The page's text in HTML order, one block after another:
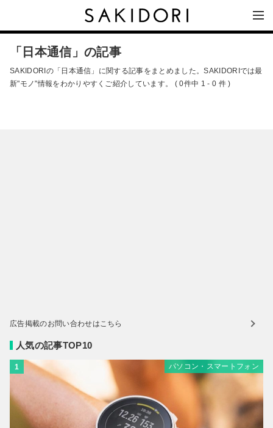
「日本通信」の記事
SAKIDORIの「日本通信」に関する記事をまとめました。SAKIDORIでは最
新"モノ"情報をわかりやすくご紹介しています。 ( 0件中 1 - 0 件 )
広告掲載のお問い合わせはこちら
人気の記事TOP10
1 パソコン・スマートフォン